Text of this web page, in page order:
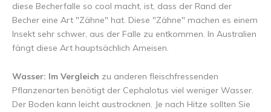
diese Becherfalle so cool macht, ist, dass der Rand der
Becher eine Art "Zähne" hat. Diese "Zähne" machen es einem
Insekt sehr schwer, aus der Falle zu entkommen. In Australien
fängt diese Art hauptsächlich Ameisen.
Wasser: Im Vergleich zu anderen fleischfressenden
Pflanzenarten benötigt der Cephalotus viel weniger Wasser.
Der Boden kann leicht austrocknen. Je nach Hitze sollten Sie